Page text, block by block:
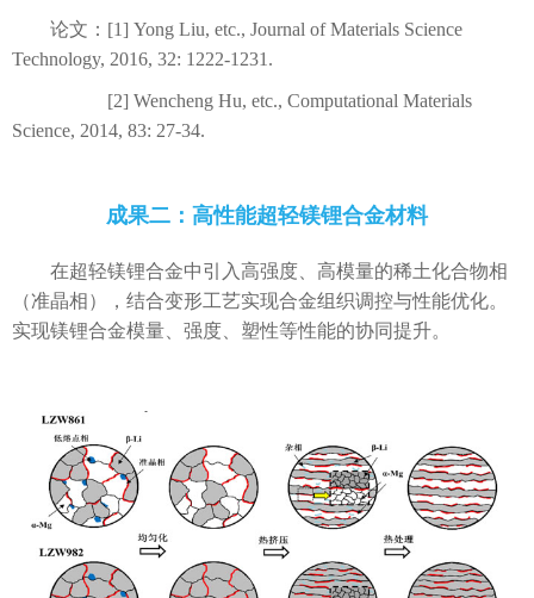
论文：[1] Yong Liu, etc., Journal of Materials Science
Technology, 2016, 32: 1222-1231.
[2] Wencheng Hu, etc., Computational Materials
Science, 2014, 83: 27-34.
成果二：高性能超轻镁锂合金材料
在超轻镁锂合金中引入高强度、高模量的稀土化合物相
（准晶相），结合变形工艺实现合金组织调控与性能优化。
实现镁锂合金模量、强度、塑性等性能的协同提升。